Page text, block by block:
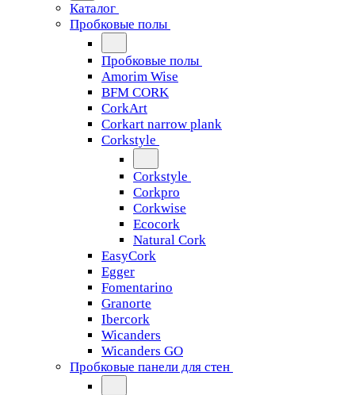
Каталог
Пробковые полы
Пробковые полы
Amorim Wise
BFM CORK
CorkArt
Corkart narrow plank
Corkstyle
Corkstyle
Corkpro
Corkwise
Ecocork
Natural Cork
EasyCork
Egger
Fomentarino
Granorte
Ibercork
Wicanders
Wicanders GO
Пробковые панели для стен